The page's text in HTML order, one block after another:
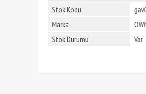
Stok Kodu
Marka
Stok Durumu
Var